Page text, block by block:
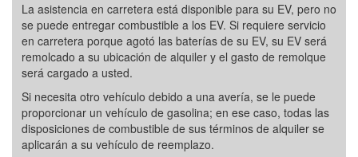
La asistencia en carretera está disponible para su EV, pero no
se puede entregar combustible a los EV. Si requiere servicio
en carretera porque agotó las baterías de su EV, su EV será
remolcado a su ubicación de alquiler y el gasto de remolque
será cargado a usted.
Si necesita otro vehículo debido a una avería, se le puede
proporcionar un vehículo de gasolina; en ese caso, todas las
disposiciones de combustible de sus términos de alquiler se
aplicarán a su vehículo de reemplazo.